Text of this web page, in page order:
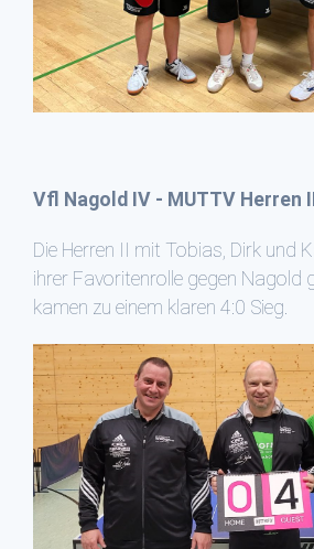
Vfl Nagold IV - MUTTV Herren
Die Herren II mit Tobias, Dirk und
ihrer Favoritenrolle gegen Nagold
kamen zu einem klaren 4:0 Sieg.